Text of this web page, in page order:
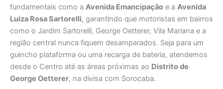
fundamentais como a Avenida Emancipação e a Avenida
Luíza Rosa Sartorelli, garantindo que motoristas em bairros
como o Jardim Sartorelli, George Oetterer, Vila Mariana e a
região central nunca fiquem desamparados. Seja para um
guincho plataforma ou uma recarga de bateria, atendemos
desde o Centro até as áreas próximas ao Distrito de
George Oetterer, na divisa com Sorocaba.